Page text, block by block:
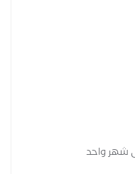
شهر واحد